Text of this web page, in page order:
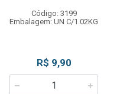
Código: 3199
Embalagem: UN C/1.02KG
R$ 9,90